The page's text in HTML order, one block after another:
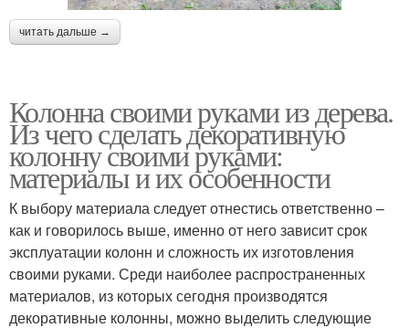
читать дальше →
Колонна своими руками из дерева.
Из чего сделать декоративную
колонну своими руками:
материалы и их особенности
К выбору материала следует отнестись ответственно –
как и говорилось выше, именно от него зависит срок
эксплуатации колонн и сложность их изготовления
своими руками. Среди наиболее распространенных
материалов, из которых сегодня производятся
декоративные колонны, можно выделить следующие